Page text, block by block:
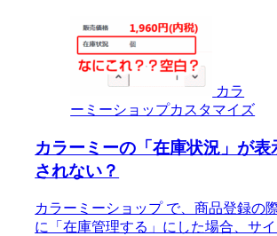
カラ
ーミーショップカスタマイズ
カラーミーの「在庫状況」が表
されない？
カラーミーショップ で、商品登録の
に「在庫管理する」にした場合、サイ